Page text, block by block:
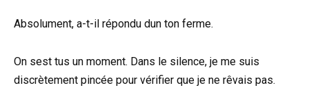
Absolument, a-t-il répondu dun ton ferme.
On sest tus un moment. Dans le silence, je me suis
discrètement pincée pour vérifier que je ne rêvais pas.